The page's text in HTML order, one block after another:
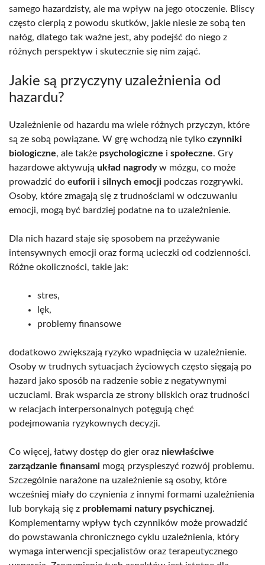
samego hazardzisty, ale ma wpływ na jego otoczenie. Bliscy
często cierpią z powodu skutków, jakie niesie ze sobą ten
nałóg, dlatego tak ważne jest, aby podejść do niego z
różnych perspektyw i skutecznie się nim zająć.
Jakie są przyczyny uzależnienia od
hazardu?
Uzależnienie od hazardu ma wiele różnych przyczyn, które
są ze sobą powiązane. W grę wchodzą nie tylko czynniki
biologiczne, ale także psychologiczne i społeczne. Gry
hazardowe aktywują układ nagrodyw mózgu, co może
prowadzić do euforii i silnych emocji podczas rozgrywki.
Osoby, które zmagają się z trudnościami w odczuwaniu
emocji, mogą być bardziej podatne na to uzależnienie.
Dla nich hazard staje się sposobem na przeżywanie
intensywnych emocji oraz formą ucieczki od codzienności.
Różne okoliczności, takie jak:
stres,
lęk,
problemy finansowe
dodatkowo zwiększają ryzyko wpadnięcia w uzależnienie.
Osoby w trudnych sytuacjach życiowych często sięgają po
hazard jako sposób na radzenie sobie z negatywnymi
uczuciami. Brak wsparcia ze strony bliskich oraz trudności
w relacjach interpersonalnych potęgują chęć
podejmowania ryzykownych decyzji.
Co więcej, łatwy dostęp do gier oraz niewłaściwe
zarządzanie finansami mogą przyspieszyć rozwój problemu.
Szczególnie narażone na uzależnienie są osoby, które
wcześniej miały do czynienia z innymi formami uzależnienia
lub borykają się z problemami natury psychicznej.
Komplementarny wpływ tych czynników może prowadzić
do powstawania chronicznego cyklu uzależnienia, który
wymaga interwencji specjalistów oraz terapeutycznego